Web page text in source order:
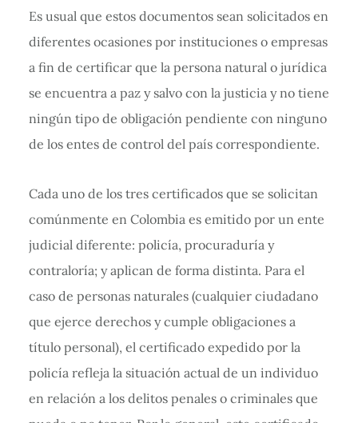
Es usual que estos documentos sean solicitados en
diferentes ocasiones por instituciones o empresas
a fin de certificar que la persona natural o jurídica
se encuentra a paz y salvo con la justicia y no tiene
ningún tipo de obligación pendiente con ninguno
de los entes de control del país correspondiente.
Cada uno de los tres certificados que se solicitan
comúnmente en Colombia es emitido por un ente
judicial diferente: policía, procuraduría y
contraloría; y aplican de forma distinta. Para el
caso de personas naturales (cualquier ciudadano
que ejerce derechos y cumple obligaciones a
título personal), el certificado expedido por la
policía refleja la situación actual de un individuo
en relación a los delitos penales o criminales que